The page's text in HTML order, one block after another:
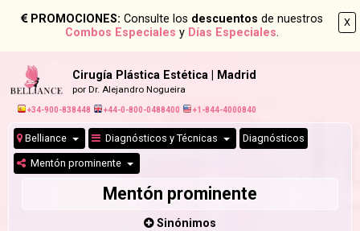
X
PROMOCIONES: Consulte los descuentos de nuestros
Combos Especiales y Días Especiales.
Cirugía Plástica Estética | Madrid
por Dr. Alejandro Nogueira
+34-900-838448 +44-0-800-0488400 +1-844-4000840
Belliance Diagnósticos y Técnicas Diagnósticos
Mentón prominente
Mentón prominente
Sinónimos